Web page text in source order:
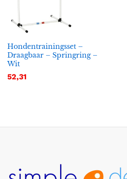
Hondentrainingsset –
Draagbaar – Springring –
Wit
52,31